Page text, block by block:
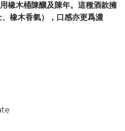
橡木桶陳釀及陳年。這種酒款擁
橡木香氣），口感亦更爲濃